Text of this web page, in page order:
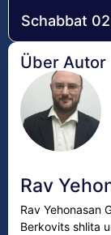
Schabbat
Über Autor
Rav
Rav Yehonasan
Berkovits shlita